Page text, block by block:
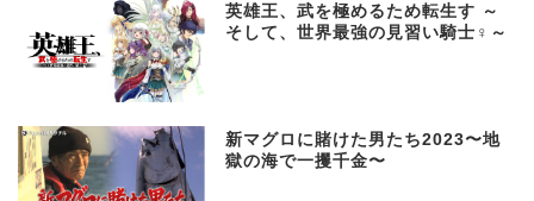
英雄王、武を極めるため転生す ～
そして、世界最強の見習い騎士♀～
新マグロに賭けた男たち2023〜地
獄の海で一攫千金〜